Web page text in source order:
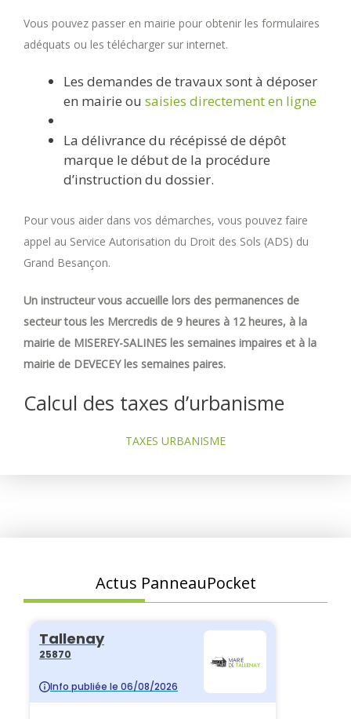
Vous pouvez passer en mairie pour obtenir les formulaires
adéquats ou les télécharger sur internet.
Les demandes de travaux sont à déposer
en mairie ou saisies directement en ligne
La délivrance du récépissé de dépôt
marque le début de la procédure
d’instruction du dossier.
Pour vous aider dans vos démarches, vous pouvez faire
appel au Service Autorisation du Droit des Sols (ADS) du
Grand Besançon.
Un instructeur vous accueille lors des permanences de
secteur tous les Mercredis de 9 heures à 12 heures, à la
mairie de MISEREY-SALINES les semaines impaires et à la
mairie de DEVECEY les semaines paires.
Calcul des taxes d’urbanisme
TAXES URBANISME
Actus PanneauPocket